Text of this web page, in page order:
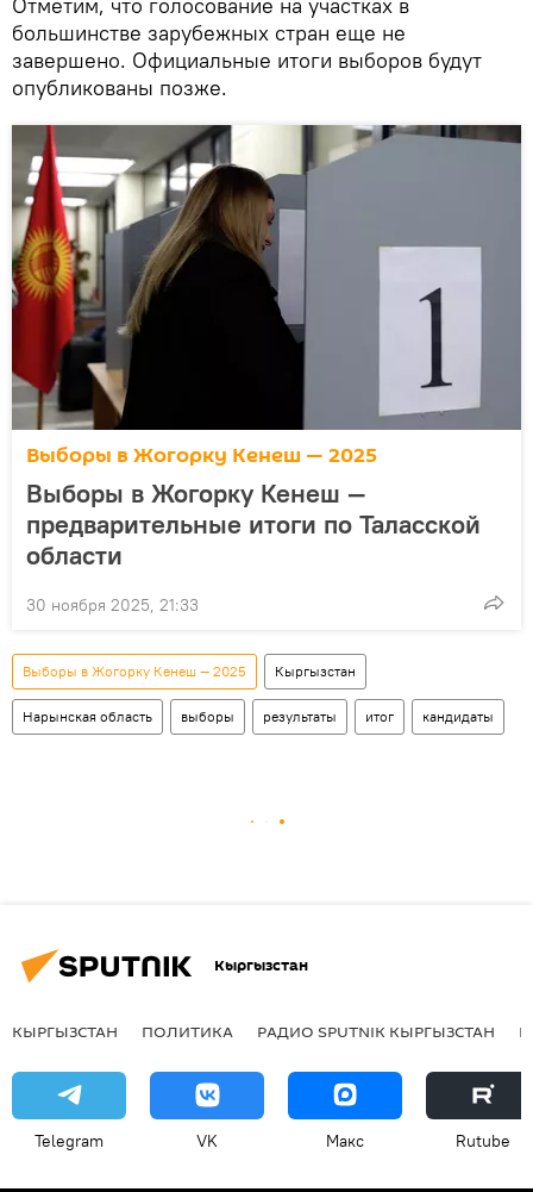
большинстве зарубежных стран еще не
завершено. Официальные итоги выборов будут
опубликованы позже.
Выборы в Жогорку Кенеш — 2025
Выборы в Жогорку Кенеш —
предварительные итоги по Таласской
области
30 ноября 2025, 21:33
Выборы в Жогорку Кенеш — 2025 Кыргызстан
Нарынская область выборы результаты итог кандидаты
Кыргызстан
КЫРГЫЗСТАН ПОЛИТИКА РАДИО SPUTNIK КЫРГЫЗСТАН
Telegram VK Макс Rutube